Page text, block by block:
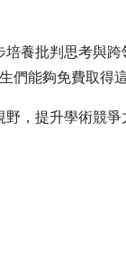
養批判思考與
們能夠免費取得
，提升學術競爭